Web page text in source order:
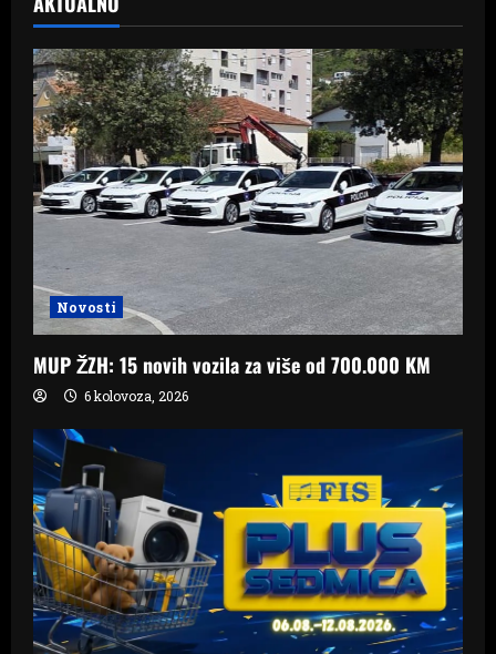
Novosti
MUP ŽZH: 15 novih vozila za više od 700.000 KM
6 kolovoza, 2026